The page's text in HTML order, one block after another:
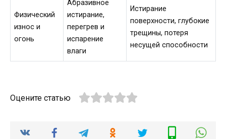
Физический
износ и
огонь
Абразивное
истирание,
перегрев и
испарение
влаги
Истирание
поверхности, глубокие
трещины, потеря
несущей способности
Оцените статью